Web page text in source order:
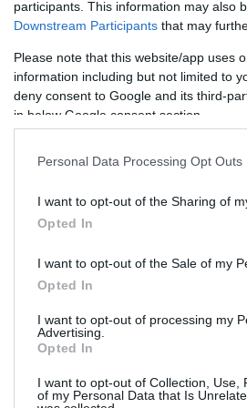
participants. This information may also
Downstream Participants that may
Please note that this website/app uses
information including but not limited to
deny consent to Google and its third-
in below Google consent section.
Personal Data Processing Opt Outs
I want to opt-out of the Sharing of
Opted In
I want to opt-out of the Sale of my
Opted In
I want to opt-out of processing my
Advertising.
Opted In
I want to opt-out of Collection, Use,
of my Personal Data that Is
A BEJEGYZÉS TRACKBACK CÍME: